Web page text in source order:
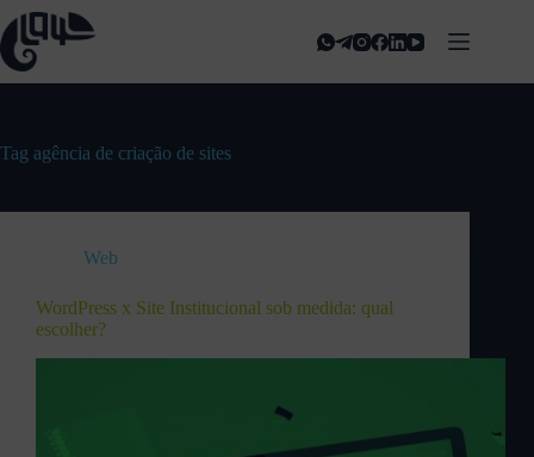
Tag agência de criação de sites
Web
WordPress x Site Institucional sob medida: qual
escolher?